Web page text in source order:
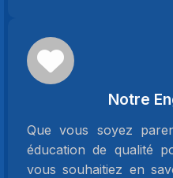
Notre
Que vous soyez
éducation de qualité
vous souhaitiez en